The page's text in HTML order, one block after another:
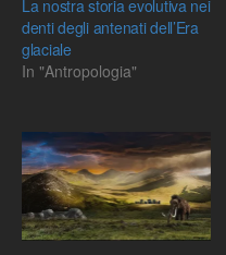
La nostra storia evolutiva nei
denti degli antenati dell’Era
glaciale
In "Antropologia"